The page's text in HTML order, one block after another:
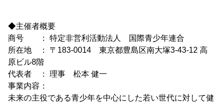
◆主催者概要
商号 ： 特定非営利活動法人 国際青少年連合
所在地 ： 〒183-0014 東京都豊島区南大塚3-43-12 高
原ビル8階
代表者 ： 理事 松本 健一
事業内容：
未来の主役である青少年を中心にした若い世代に対して健